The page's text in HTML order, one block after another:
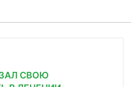
СВОЮ